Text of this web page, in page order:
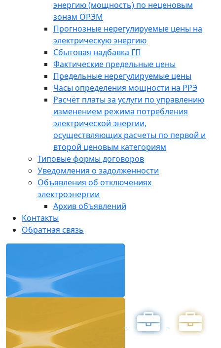
энергию (мощность) по неценовым
зонам ОРЭМ
Прогнозные нерегулируемые цены на
электрическую энергию
Сбытовая надбавка ГП
Фактические предельные цены
Предельные нерегулируемые цены
Часы определения мощности на РРЭ
Расчёт платы за услуги по управлению
изменением режима потребления
электрической энергии,
осуществляющих расчеты по первой и
второй ценовым категориям
Типовые формы договоров
Уведомления о задолженности
Объявления об отключениях
электроэнергии
Архив объявлений
Контакты
Обратная связь